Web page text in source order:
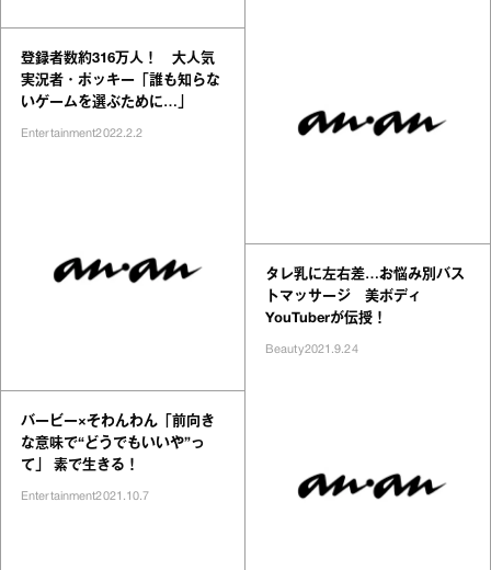
登録者数約316万人！ 大人気
実況者・ポッキー「誰も知らな
いゲームを選ぶために…」
Entertainment2022.2.2
バービー×そわんわん「前向き
な意味で“どうでもいいや”っ
て」 素で生きる！
Entertainment2021.10.7
タレ乳に左右差…お悩み別バス
トマッサージ 美ボディ
YouTuberが伝授！
Beauty2021.9.24